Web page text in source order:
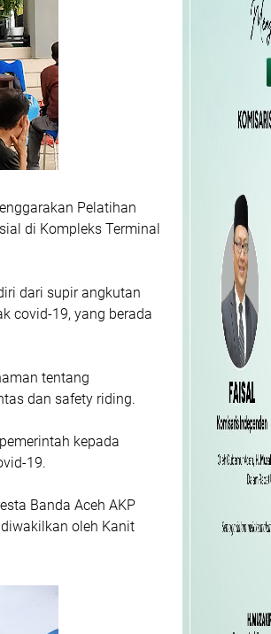
Pelatihan
di Kompleks Terminal
dari supir angkutan
covid-19, yang berada
tentang
dan safety riding.
kepada
19.
Banda Aceh AKP
oleh Kanit